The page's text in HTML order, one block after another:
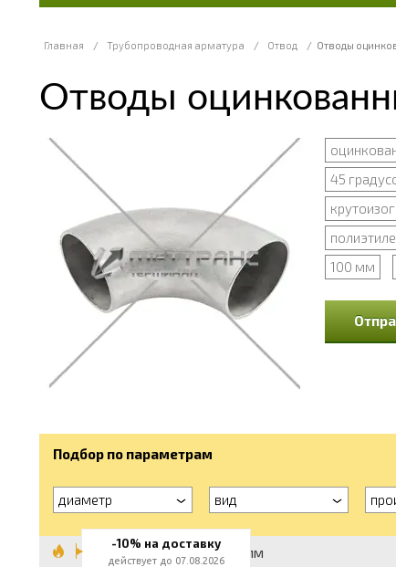
Главная / Трубопроводная арматура / Отвод / Отводы
Отводы
45
100 мм
Подбор по параметрам
диаметр вид
Отвод оцинкованный 15 мм
-10% на доставку
действует до 07.08.2026